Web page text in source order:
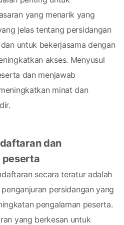
yang menarik yang
jelas tentang persidangan
untuk bekerjasama dengan
akses. Menyusul
dan menjawab
minat dan
dan
peserta
persidangan yang
pengalaman peserta.
yang berkesan untuk